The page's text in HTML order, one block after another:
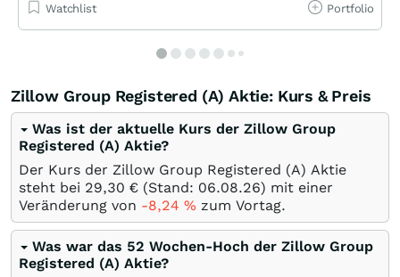
Watchlist Portfolio
Zillow Group Registered (A) Aktie: Kurs & Preis
Was ist der aktuelle Kurs der Zillow Group
Registered (A) Aktie?
Der Kurs der Zillow Group Registered (A) Aktie
steht bei 29,30 € (Stand: 06.08.26) mit einer
Veränderung von -8,24 % zum Vortag.
Was war das 52 Wochen-Hoch der Zillow Group
Registered (A) Aktie?